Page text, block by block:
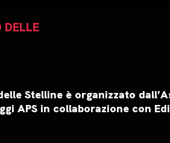
Stelline è organizzato
APS in collaborazione con